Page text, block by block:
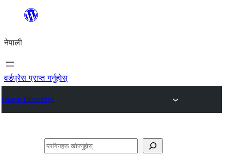
सामग्रीमा
नेपाली
वर्डप्रेस प्राप्त गर्नुहोस्
Plugin Directory
खोज्नुहोस्